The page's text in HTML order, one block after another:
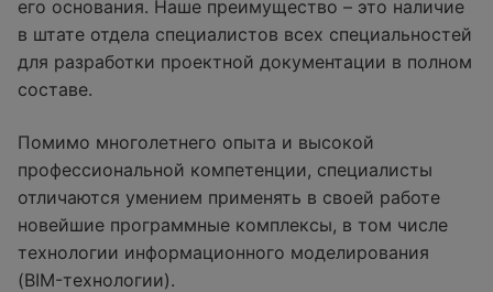
его основания. Наше преимущество – это наличие
в штате отдела специалистов всех специальностей
для разработки проектной документации в полном
составе.
Помимо многолетнего опыта и высокой
профессиональной компетенции, специалисты
отличаются умением применять в своей работе
новейшие программные комплексы, в том числе
технологии информационного моделирования
(BIM-технологии).